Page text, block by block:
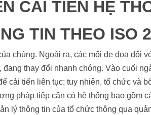
CẢI TIẾN HỆ
TIN THEO ISO
chúng. Ngoài ra, các mối đe dọa đối
thay đổi nhanh chóng. Vào cuối
cải tiến liên tục; tuy nhiên, tổ chức và
pháp tiếp cận có hệ thống bao gồm
lý thông tin của tổ chức thông qua